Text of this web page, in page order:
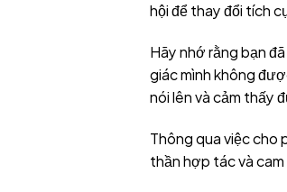
hội để thay đổi tích
Hãy nhớ rằng bạn
giác mình không
nói lên và cảm thấy
Thông qua việc cho
thần hợp tác và